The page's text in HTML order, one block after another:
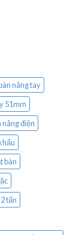
nâng tay
51mm
nâng điện
bàn
tấn